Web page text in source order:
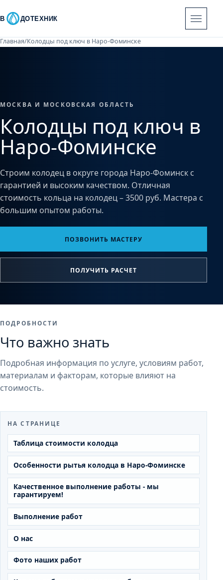
В ДОТЕХНИК
Главная/Колодцы под ключ в Наро-Фоминске
МОСКВА И МОСКОВСКАЯ ОБЛАСТЬ
Колодцы под ключ в
Наро-Фоминске
Строим колодец в округе города Наро-Фоминск с
гарантией и высоким качеством. Отличная
стоимость кольца на колодец – 3500 руб. Мастера с
большим опытом работы.
ПОЗВОНИТЬ МАСТЕРУ
ПОЛУЧИТЬ РАСЧЕТ
ПОДРОБНОСТИ
Что важно знать
Подробная информация по услуге, условиям работ,
материалам и факторам, которые влияют на
стоимость.
НА СТРАНИЦЕ
Таблица стоимости колодца
Особенности рытья колодца в Наро-Фоминске
Качественное выполнение работы - мы
гарантируем!
Выполнение работ
О нас
Фото наших работ